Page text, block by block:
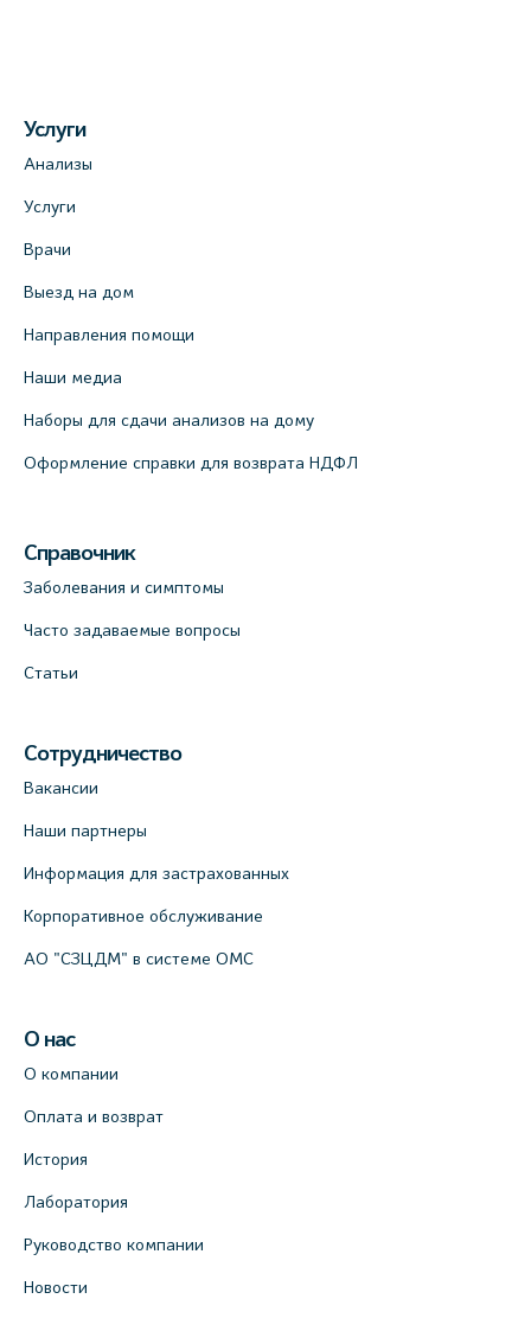
Услуги
Анализы
Услуги
Врачи
Выезд на дом
Направления помощи
Наши медиа
Наборы для сдачи анализов на дому
Оформление справки для возврата НДФЛ
Справочник
Заболевания и симптомы
Часто задаваемые вопросы
Статьи
Сотрудничество
Вакансии
Наши партнеры
Информация для застрахованных
Корпоративное обслуживание
АО "СЗЦДМ" в системе ОМС
О нас
О компании
Оплата и возврат
История
Лаборатория
Руководство компании
Новости